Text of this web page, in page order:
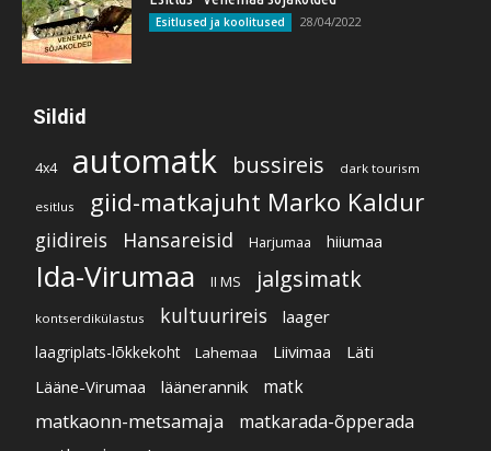
Esitlused ja koolitused 28/04/2022
Sildid
4x4 automatk bussireis dark tourism
esitlus giid-matkajuht Marko Kaldur
giidireis Hansareisid Harjumaa hiiumaa
Ida-Virumaa II MS jalgsimatk
kontserdikülastus kultuurireis laager
laagriplats-lõkkekoht Lahemaa Liivimaa
Läti
Lääne-Virumaa
läänerannik matk
matkaonn-metsamaja matkarada-õpperada